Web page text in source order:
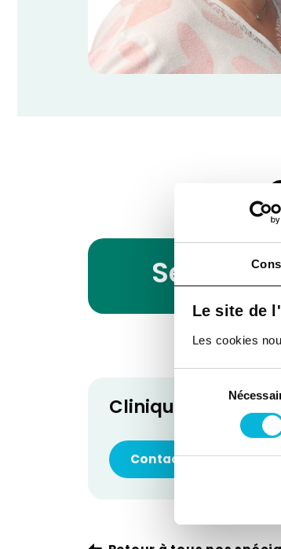
Le site de
Les cookies
consentement
Services
Clinique de
Contacter le service